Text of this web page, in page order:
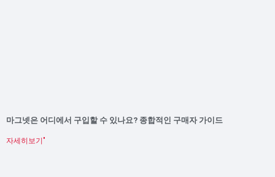
마그넷은 어디에서 구입할 수 있나요? 종합적인 구매자 가이드
자세히보기"